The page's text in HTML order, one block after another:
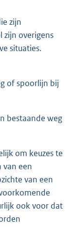
zijn
zijn overigens
situaties.
of spoorlijn bij
bestaande weg
om keuzes te
van een
van een
ook voor dat